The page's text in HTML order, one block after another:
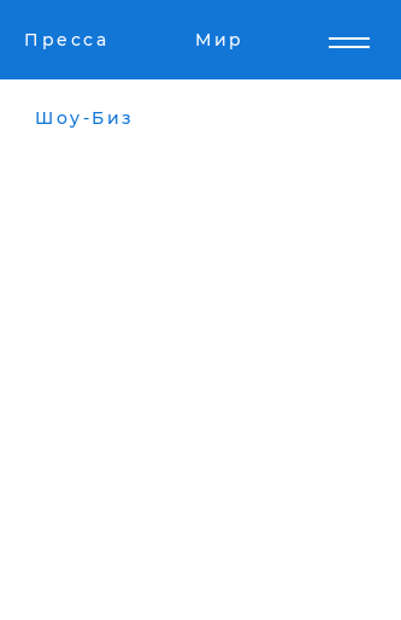
Пресса Мир
Шоу-Биз